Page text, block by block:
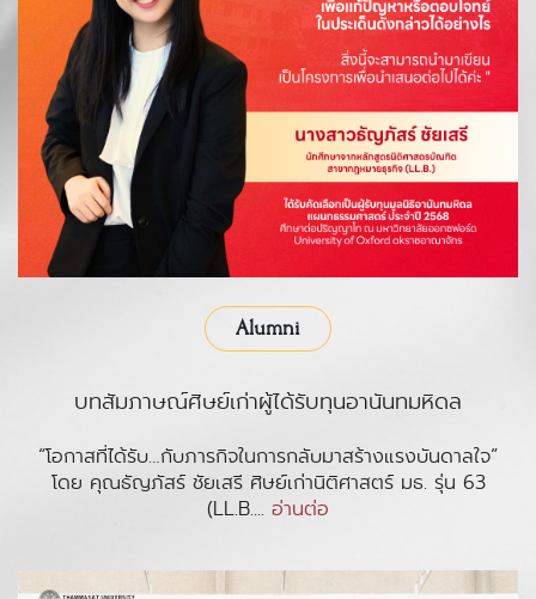
Alumni
บทสัมภาษณ์ศิษย์เก่าผู้ได้รับทุนอานันทมหิดล
“โอกาสที่ได้รับ…กับภารกิจในการกลับมาสร้างแรงบันดาลใจ”
โดย คุณธัญภัสร์ ชัยเสรี ศิษย์เก่านิติศาสตร์ มธ. รุ่น 63
(LL.B.... อ่านต่อ